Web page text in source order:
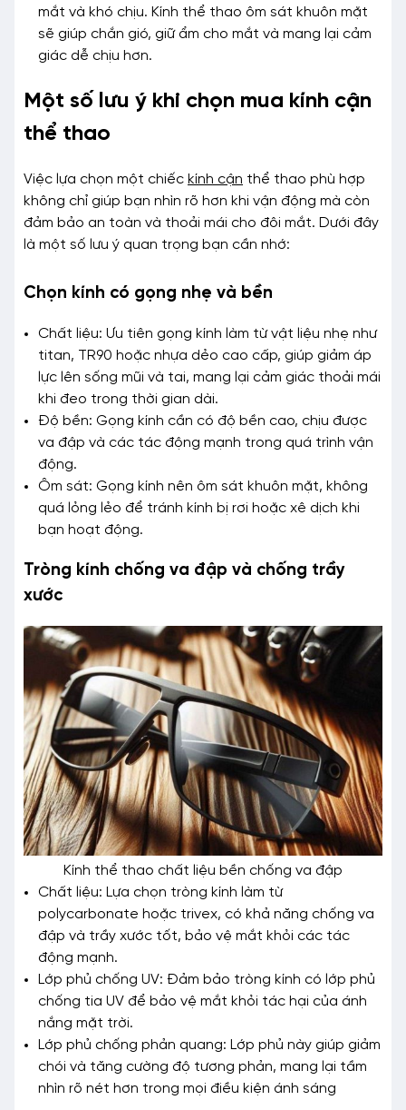
mắt và khó chịu. Kính thể thao ôm sát khuôn mặt
sẽ giúp chắn gió, giữ ẩm cho mắt và mang lại cảm
giác dễ chịu hơn.
Một số lưu ý khi chọn mua kính cận
thể thao
Việc lựa chọn một chiếc kính cận thể thao phù hợp
không chỉ giúp bạn nhìn rõ hơn khi vận động mà còn
đảm bảo an toàn và thoải mái cho đôi mắt. Dưới đây
là một số lưu ý quan trọng bạn cần nhớ:
Chọn kính có gọng nhẹ và bền
Chất liệu: Ưu tiên gọng kính làm từ vật liệu nhẹ như
titan, TR90 hoặc nhựa dẻo cao cấp, giúp giảm áp
lực lên sống mũi và tai, mang lại cảm giác thoải mái
khi đeo trong thời gian dài.
Độ bền: Gọng kính cần có độ bền cao, chịu được
va đập và các tác động mạnh trong quá trình vận
động.
Ôm sát: Gọng kính nên ôm sát khuôn mặt, không
quá lỏng lẻo để tránh kính bị rơi hoặc xê dịch khi
bạn hoạt động.
Tròng kính chống va đập và chống trầy
xước
Kính thể thao chất liệu bền chống va đập
Chất liệu: Lựa chọn tròng kính làm từ
polycarbonate hoặc trivex, có khả năng chống va
đập và trầy xước tốt, bảo vệ mắt khỏi các tác
động mạnh.
Lớp phủ chống UV: Đảm bảo tròng kính có lớp phủ
chống tia UV để bảo vệ mắt khỏi tác hại của ánh
nắng mặt trời.
Lớp phủ chống phản quang: Lớp phủ này giúp giảm
chói và tăng cường độ tương phản, mang lại tầm
nhìn rõ nét hơn trong mọi điều kiện ánh sáng